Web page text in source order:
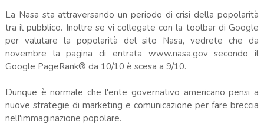
La Nasa sta attraversando un periodo di crisi della popolarità
tra il pubblico. Inoltre se vi collegate con la toolbar di Google
per valutare la popolarità del sito Nasa, vedrete che da
novembre la pagina di entrata www.nasa.gov secondo il
Google PageRank® da 10/10 è scesa a 9/10.
Dunque è normale che l'ente governativo americano pensi a
nuove strategie di marketing e comunicazione per fare breccia
nell'immaginazione popolare.